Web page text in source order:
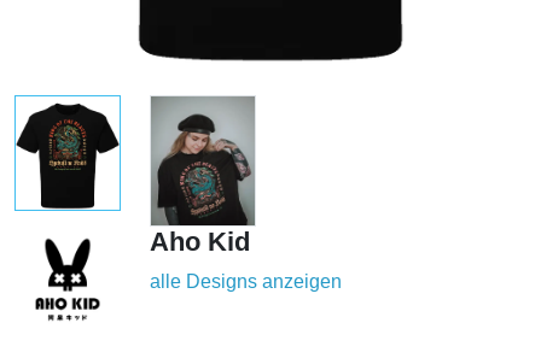
Aho Kid
alle Designs anzeigen